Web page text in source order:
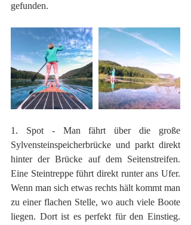
gefunden.
1. Spot - Man fährt über die große
Sylvensteinspeicherbrücke und parkt direkt
hinter der Brücke auf dem Seitenstreifen.
Eine Steintreppe führt direkt runter ans Ufer.
Wenn man sich etwas rechts hält kommt man
zu einer flachen Stelle, wo auch viele Boote
liegen. Dort ist es perfekt für den Einstieg.